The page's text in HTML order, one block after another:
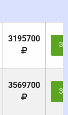
3195700
3569700